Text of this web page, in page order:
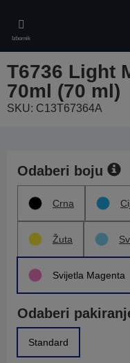
main
content
Izbornik
T6736 Light
70ml (70 ml)
SKU: C13T67364A
Odaberi boju
Crna
Žuta
Svijetla Magenta
Odaberi
Standard